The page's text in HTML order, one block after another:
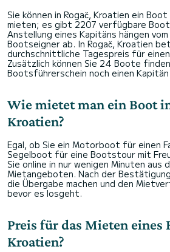
Sie können in Rogač, Kroatien ein
mieten; es gibt 2207 verfügbare
Anstellung eines Kapitäns hängen
Bootseigner ab. In Rogač, Kroatien
durchschnittliche Tagespreis für
Zusätzlich können Sie 24 Boote
Bootsführerschein noch einen
Wie mietet man ein Boot
Kroatien?
Egal, ob Sie ein Motorboot für einen
Segelboot für eine Bootstour mit
Sie online in nur wenigen Minuten aus
Mietangeboten. Nach der
die Übergabe machen und den
bevor es losgeht.
Preis für das Mieten eines
Kroatien?